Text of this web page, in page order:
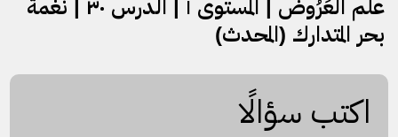
المقالات
علم العَرُوض | المستوى ١ | الدرس ٣٠ | نغمة
بحر المتدارك (المحدث)
اكتب سؤالًا